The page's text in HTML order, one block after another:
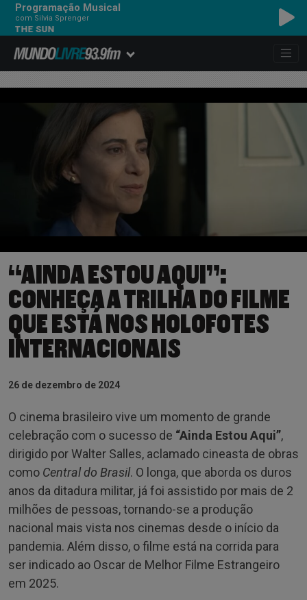
Programação Musical
com Silvia Sprenger
BEATLES - HERE
“AINDA ESTOU AQUI”:
CONHEÇA A TRILHA DO FILME
QUE ESTÁ NOS HOLOFOTES
INTERNACIONAIS
26 de dezembro de 2024
O cinema brasileiro vive um momento de grande
celebração com o sucesso de “Ainda Estou Aqui”,
dirigido por Walter Salles, aclamado cineasta de obras
como Central do Brasil. O longa, que aborda os duros
anos da ditadura militar, já foi assistido por mais de 2
milhões de pessoas, tornando-se a produção
nacional mais vista nos cinemas desde o início da
pandemia. Além disso, o filme está na corrida para
ser indicado ao Oscar de Melhor Filme Estrangeiro
em 2025.